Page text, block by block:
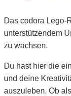
Das codora Lego-
unterstützendem
zu wachsen.
Du hast hier die
und deine
auszuleben. Ob